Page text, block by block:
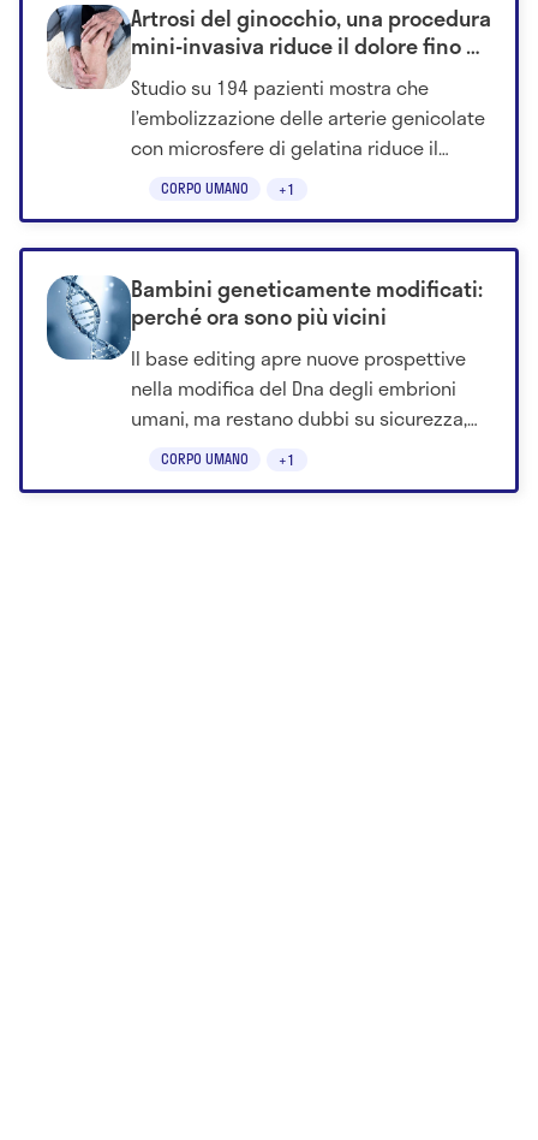
CORPO UMANO +1
Artrosi del ginocchio, una procedura
mini-invasiva riduce il dolore fino a
12 mesi
Studio su 194 pazienti mostra che
l’embolizzazione delle arterie genicolate
con microsfere di gelatina riduce il
dolore da 7 a 3 in un anno, migliorando
CORPO UMANO +1
Bambini geneticamente modificati:
perché ora sono più vicini
Il base editing apre nuove prospettive
nella modifica del Dna degli embrioni
umani, ma restano dubbi su sicurezza,
mosaicismo e implicazioni etiche.